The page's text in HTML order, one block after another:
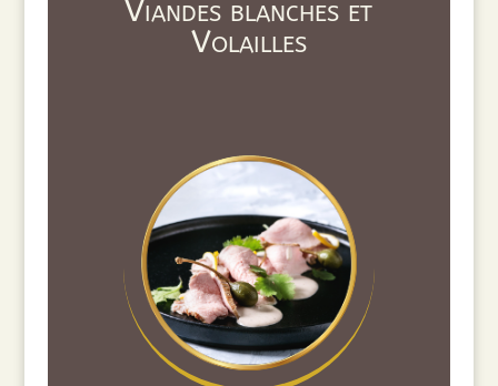
Viandes blanches et
Volailles